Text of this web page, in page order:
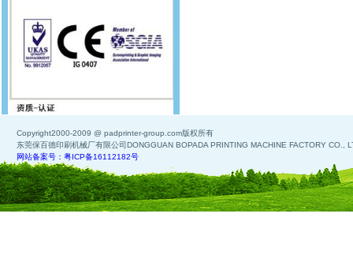
Copyright2000-2009 @ padprinter-group.com版权所有
东莞保百德印刷机械厂有限公司DONGGUAN BOPADA PRINTING MACHINE FACTORY CO.,
网站备案号：粤ICP备16112182号